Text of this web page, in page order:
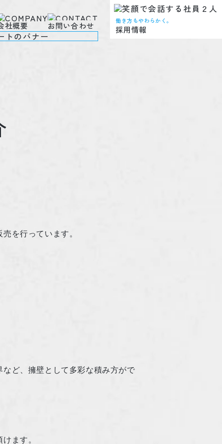
社概要 お問い合わせ 働き方もやわらかく。
採用情報
を行っています。
ど、擁壁として多彩な積み方がで
ます。